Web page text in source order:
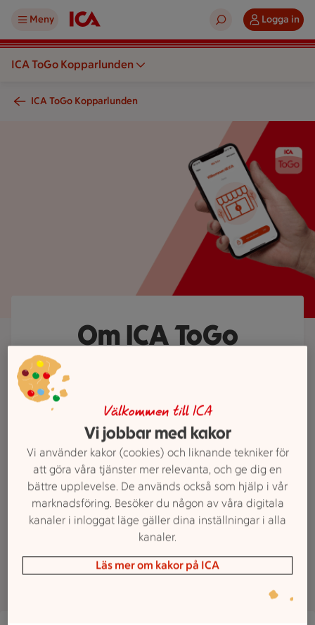
Meny Logga in
ICA ToGo Kopparlunden
ICA ToGo Kopparlunden
en hand som håller i en mobiltelefon med ICA Togo-appen
Om ICA ToGo
Nu behöver du inte längre ha koll
på klockan för att hinna köpa
mjölken till frukosten eller det där
toalettpappret som snart är slut. VI
har bestämt oss för att hålla öppet
för dig när du behöver. Ladda bara
ner appen så får du din egen
nyckel till dörren och kan gå in.
Välkommen till ICA
Vi jobbar med kakor
Vi använder kakor (cookies) och liknande tekniker för
att göra våra tjänster mer relevanta, och ge dig en
bättre upplevelse. De används också som hjälp i vår
marknadsföring. Besöker du någon av våra digitala
kanaler i inloggat läge gäller dina inställningar i alla
kanaler.
Läs mer om kakor på ICA